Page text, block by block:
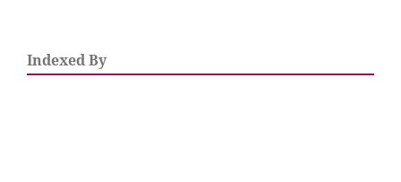
Indexed By